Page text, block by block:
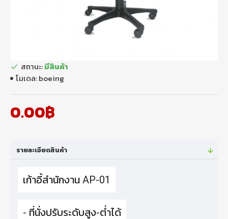
0.00฿
สถานะ:มีสินค้า
โมเดล:boeing
รายละเอียดสินค้า
เก้าอี้สำนักงาน AP-01
- ที่นั่งปรับระดับสูง-ต่ำได้